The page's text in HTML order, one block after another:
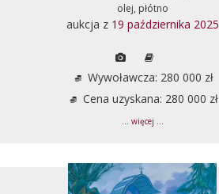
olej, płótno
aukcja z 19 października 2025
Wywoławcza: 280 000 zł
Cena uzyskana: 280 000 zł
... więcej ...